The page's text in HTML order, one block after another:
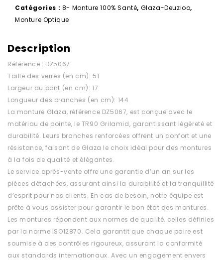
Catégories : 8- Monture 100% Santé, Glaza-Deuzioo,
Monture Optique
Description
Référence : DZ5067
Taille des verres (en cm): 51
Largeur du pont (en cm): 17
Longueur des branches (en cm): 144
La monture Glaza, référence DZ5067, est conçue avec le
matériau de pointe, le TR90 Grilamid, garantissant légèreté et
durabilité. Leurs branches renforcées offrent un confort et une
résistance, faisant de Glaza le choix idéal pour des montures
à la fois de qualité et élégantes.
Le service après-vente offre une garantie d’un an sur les
pièces détachées, assurant ainsi la durabilité et la tranquillité
d’esprit pour nos clients. En cas de besoin, notre équipe est
prête à vous assister pour garantir le bon état des montures.
Les montures répondent aux normes de qualité, celles définies
par la norme ISO12870. Cela garantit que chaque paire est
soumise à des contrôles rigoureux, assurant la conformité
aux standards internationaux. Avec un engagement envers